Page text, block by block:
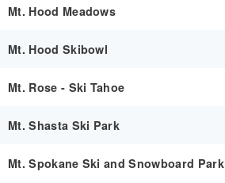
Mt. Hood Meadows
Mt. Hood Skibowl
Mt. Rose - Ski Tahoe
Mt. Shasta Ski Park
Mt. Spokane Ski and Snowboard Park